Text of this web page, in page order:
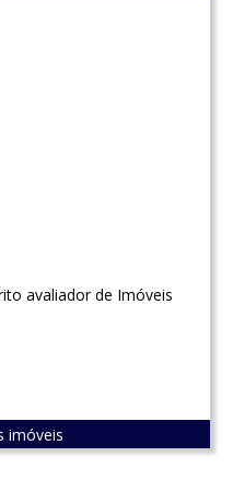
avaliador de Imóveis
imóveis